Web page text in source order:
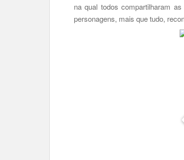
na qual todos compartilharam
personagens, mais que tudo,